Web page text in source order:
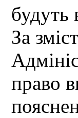
будуть
За
право